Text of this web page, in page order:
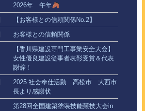
2026年 午年
【お客様との信頼関係No.2】
お客様との信頼関係
【香川県建設専門工事業安全大会】
女性優良建設従事者表彰受賞＆代表
謝辞！
2025 社会奉仕活動 高松市 大西市
長より感謝状
第28回全国建築塗装技能競技大会in